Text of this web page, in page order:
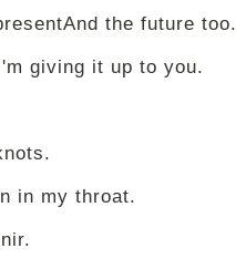
the future too.
giving it up to you.
in my throat.